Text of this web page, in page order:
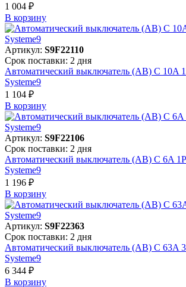
1 004 ₽
В корзинy
Артикул: S9F22110
Срок поставки: 2 дня
Автоматический выключатель (АВ) C 10A
Systeme9
1 104 ₽
В корзинy
Артикул: S9F22106
Срок поставки: 2 дня
Автоматический выключатель (АВ) C 6A
Systeme9
1 196 ₽
В корзинy
Артикул: S9F22363
Срок поставки: 2 дня
Автоматический выключатель (АВ) C 63A
Systeme9
6 344 ₽
В корзинy